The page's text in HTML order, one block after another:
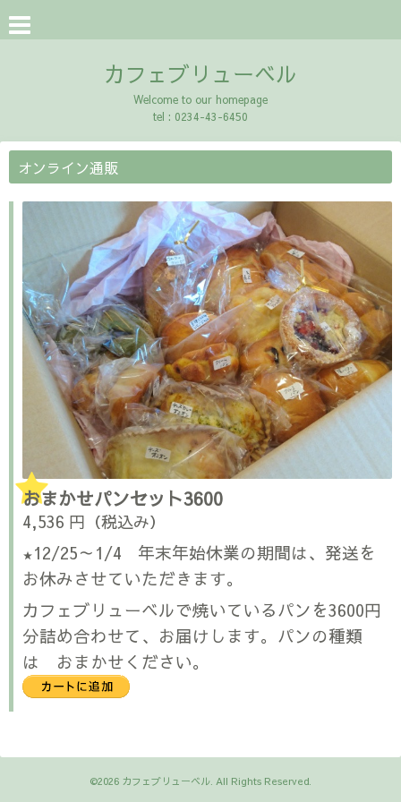
カフェブリューベル
Welcome to our homepage
tel : 0234-43-6450
オンライン通販
おまかせパンセット3600
4,536 円（税込み）
★12/25～1/4 年末年始休業の期間は、発送を
お休みさせていただきます。
カフェブリューベルで焼いているパンを3600円
分詰め合わせて、お届けします。パンの種類
は おまかせください。
©2026 カフェブリューベル. All Rights Reserved.